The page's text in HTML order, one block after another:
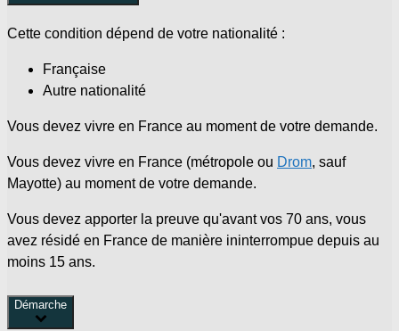
Cette condition dépend de votre nationalité :
Française
Autre nationalité
Vous devez vivre en France au moment de votre demande.
Vous devez vivre en France (métropole ou Drom, sauf
Mayotte) au moment de votre demande.
Vous devez apporter la preuve qu'avant vos 70 ans, vous
avez résidé en France de manière ininterrompue depuis au
moins 15 ans.
Démarche